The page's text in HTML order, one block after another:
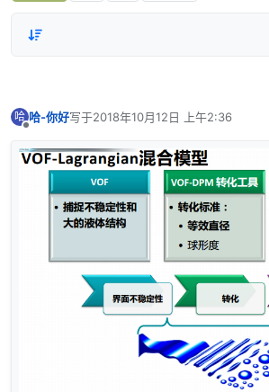
哈 哈-你好写于2018年10月12日 上午2:36
最后由 编辑